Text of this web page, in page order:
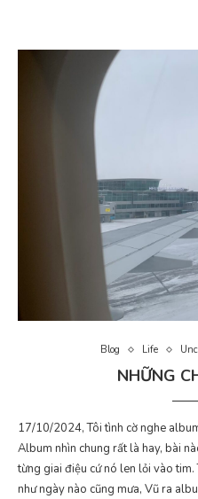
Blog Life
NHỮNG
17/10/2024, Tôi tình cờ nghe
Album nhìn chung rất là hay, bài
từng giai điệu cứ nó len lỏi vào tim.
như ngày nào cũng mưa, Vũ ra